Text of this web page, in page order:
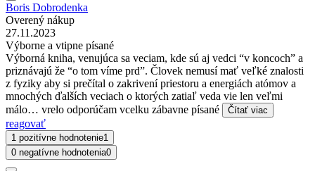
Boris Dobrodenka
Overený nákup
27.11.2023
Výborne a vtipne písané
Výborná kniha, venujúca sa veciam, kde sú aj vedci “v koncoch” a
priznávajú že “o tom víme prd”. Človek nemusí mať veľké znalosti
z fyziky aby si prečítal o zakrivení priestoru a energiách atómov a
mnochých ďalších veciach o ktorých zatiaľ veda vie len veľmi
málo… vrelo odporúčam vcelku zábavne písané
Čítať viac
reagovať
1 pozitívne hodnotenie1
0 negatívne hodnotenia0